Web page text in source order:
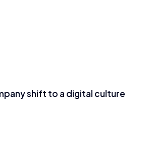
shift to a digital culture